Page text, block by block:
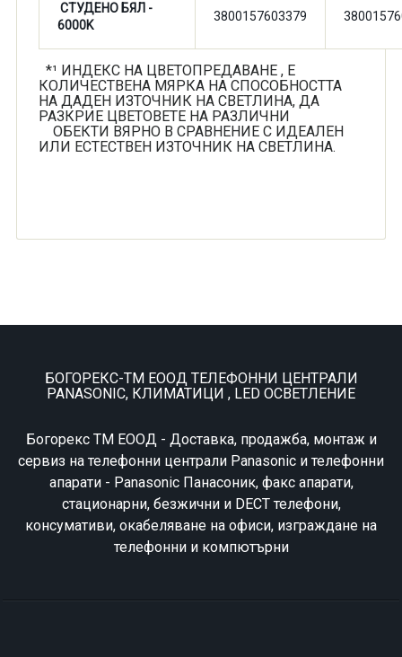
СТУДЕНО БЯЛ -
6000K
3800157603379
*¹ ИНДЕКС НА ЦВЕТОПРЕДАВАНЕ , Е
КОЛИЧЕСТВЕНА МЯРКА НА СПОСОБНОСТТА
НА ДАДЕН ИЗТОЧНИК НА СВЕТЛИНА, ДА
РАЗКРИЕ ЦВЕТОВЕТЕ НА РАЗЛИЧНИ
ОБЕКТИ ВЯРНО В СРАВНЕНИЕ С ИДЕАЛЕН
ИЛИ ЕСТЕСТВЕН ИЗТОЧНИК НА СВЕТЛИНА.
БОГОРЕКС-ТМ ЕООД ТЕЛЕФОННИ ЦЕНТРАЛИ
PANASONIC, КЛИМАТИЦИ , LED ОСВЕТЛЕНИЕ
Богорекс ТМ ЕООД - Доставка, продажба, монтаж и
сервиз на телефонни централи Panasonic и телефонни
апарати - Panasonic Панасоник, факс апарати,
стационарни, безжични и DECT телефони,
консумативи, окабеляване на офиси, изграждане на
телефонни и компютърни